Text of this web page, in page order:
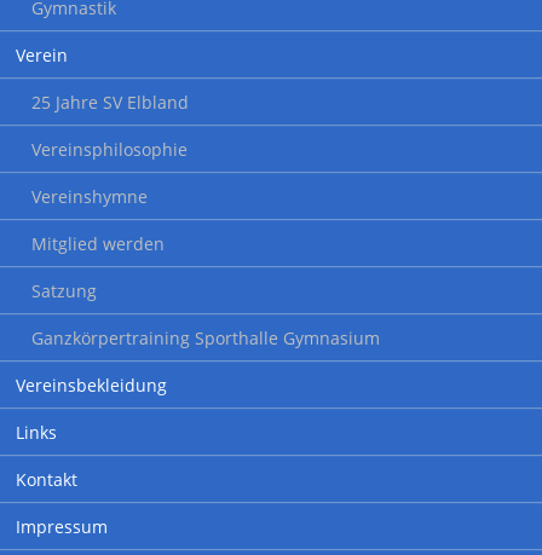
Gymnastik
Verein
25 Jahre SV Elbland
Vereinsphilosophie
Vereinshymne
Mitglied werden
Satzung
Ganzkörpertraining Sporthalle Gymnasium
Vereinsbekleidung
Links
Kontakt
Impressum